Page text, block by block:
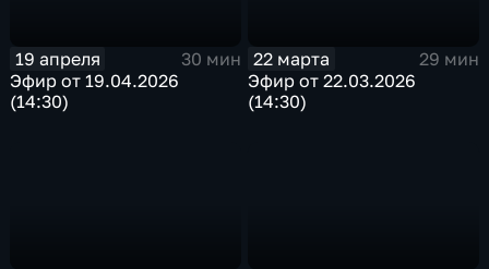
19 апреля
30 мин
Эфир от 19.04.2026
(14:30)
22 марта
29 мин
Эфир от 22.03.2026
(14:30)